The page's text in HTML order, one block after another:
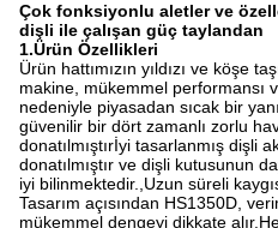
Çok fonksiyonlu aletler ve
dişli ile çalışan güç taylandan
1.Ürün Özellikleri
Ürün hattımızın yıldızı ve köşe
makine, mükemmel performansı
nedeniyle piyasadan sıcak bir
güvenilir bir dört zamanlı zorlu
donatılmıştırİyi tasarlanmış dişli
donatılmıştır ve dişli kutusunun
iyi bilinmektedir.,Uzun süreli
Tasarım açısından HS1350D,
mükemmel dengeyi dikkate